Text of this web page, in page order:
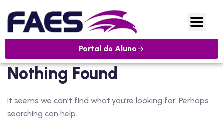
Portal do Aluno
Nothing Found
It seems we can’t find what you’re looking for. Perhaps
searching can help.